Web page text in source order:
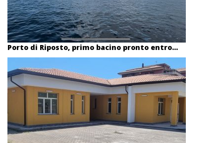
Porto di Riposto, primo bacino pronto entro...